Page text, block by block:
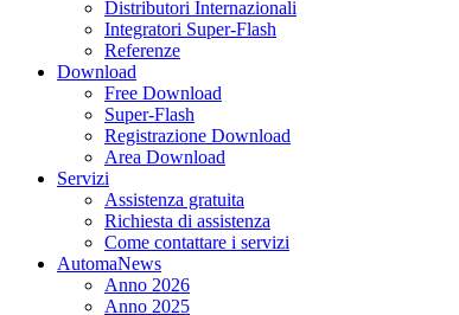
Distributori Internazionali
Integratori Super-Flash
Referenze
Download
Free Download
Super-Flash
Registrazione Download
Area Download
Servizi
Assistenza gratuita
Richiesta di assistenza
Come contattare i servizi
AutomaNews
Anno 2026
Anno 2025